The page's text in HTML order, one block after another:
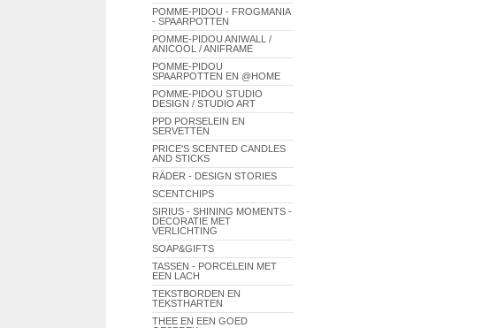
POMME-PIDOU - FROGMANIA
- SPAARPOTTEN
POMME-PIDOU ANIWALL /
ANICOOL / ANIFRAME
POMME-PIDOU
SPAARPOTTEN EN @HOME
POMME-PIDOU STUDIO
DESIGN / STUDIO ART
PPD PORSELEIN EN
SERVETTEN
PRICE'S SCENTED CANDLES
AND STICKS
RÄDER - DESIGN STORIES
SCENTCHIPS
SIRIUS - SHINING MOMENTS -
DECORATIE MET
VERLICHTING
SOAP&GIFTS
TASSEN - PORCELEIN MET
EEN LACH
TEKSTBORDEN EN
TEKSTHARTEN
THEE EN EEN GOED